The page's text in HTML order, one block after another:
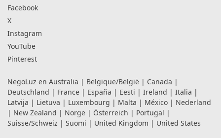
Facebook
X
Instagram
YouTube
Pinterest
NegoLuz en Australia | Belgique/België | Canada |
Deutschland | France | España | Eesti | Ireland | Italia |
Latvija | Lietuva | Luxembourg | Malta | México | Nederland
| New Zealand | Norge | Österreich | Portugal |
Suisse/Schweiz | Suomi | United Kingdom | United States